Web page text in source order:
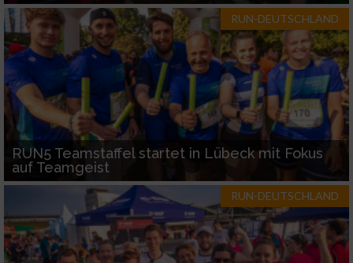
RUN-DEUTSCHLAND
RUN5 Teamstaffel startet in Lübeck mit Fokus
auf Teamgeist
RUN-DEUTSCHLAND